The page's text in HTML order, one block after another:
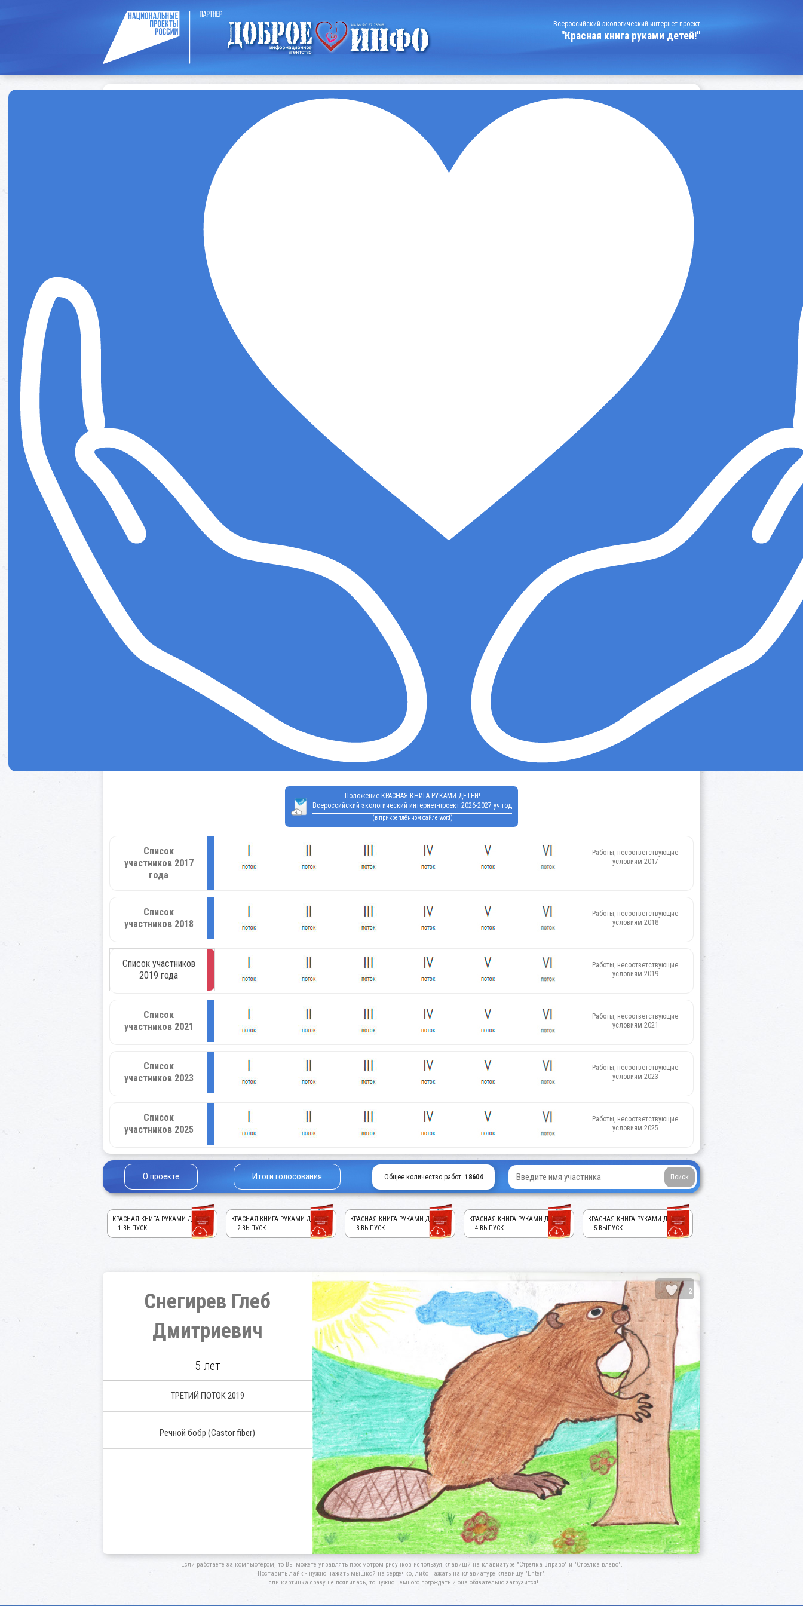
Всероссийский экологический интернет-проект
"Красная книга руками детей!"
Положение КРАСНАЯ КНИГА РУКАМИ ДЕТЕЙ!
Всероссийский экологический интернет-проект 2026-2027 уч.год
(в прикреплённом файле word)
Список
участников 2017
года
Работы, несоответствующие
условиям 2017
Список
участников 2018
Работы, несоответствующие
условиям 2018
Список участников
2019 года
Работы, несоответствующие
условиям 2019
Список
участников 2021
Работы, несоответствующие
условиям 2021
Список
участников 2023
Работы, несоответствующие
условиям 2023
Список
участников 2025
Работы, несоответствующие
условиям 2025
О проекте Итоги голосования Общее количество работ: 18604
КРАСНАЯ КНИГА РУКАМИ ДЕТЕЙ!
— 1 ВЫПУСК
КРАСНАЯ КНИГА РУКАМИ ДЕТЕЙ!
— 2 ВЫПУСК
КРАСНАЯ КНИГА РУКАМИ ДЕТЕЙ!
— 3 ВЫПУСК
КРАСНАЯ КНИГА РУКАМИ ДЕТЕЙ!
— 4 ВЫПУСК
КРАСНАЯ КНИГА РУКАМИ ДЕТЕЙ!
— 5 ВЫПУСК
Снегирев Глеб
Дмитриевич
5 лет
ТРЕТИЙ ПОТОК 2019
Речной бобр (Castor fiber)
2
Если работаете за компьютером, то Вы можете управлять просмотром рисунков используя клавиши на клавиатуре "Стрелка Вправо" и "Стрелка влево".
Поставить лайк - нужно нажать мышкой на сердечко, либо нажать на клавиатуре клавишу "Enter".
Если картинка сразу не появилась, то нужно немного подождать и она обязательно загрузится!